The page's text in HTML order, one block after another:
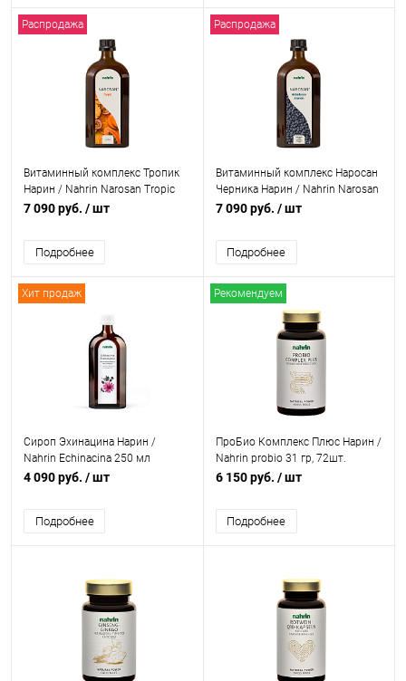
Распродажа
Витаминный комплекс Тропик
Нарин / Nahrin Narosan Tropic
500 мл
7 090 руб. / шт
Подробнее
Распродажа
Витаминный комплекс Наросан
Черника Нарин / Nahrin Narosan
Blueberry, 500 мл
7 090 руб. / шт
Подробнее
Хит продаж
Сироп Эхинацина Нарин /
Nahrin Echinacina 250 мл
4 090 руб. / шт
Подробнее
Рекомендуем
ПроБио Комплекс Плюс Нарин /
Nahrin probio 31 гр, 72шт.
6 150 руб. / шт
Подробнее